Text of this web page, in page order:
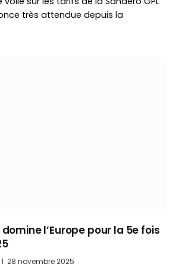
très attendue depuis la
l’Europe pour la 5e fois
28 novembre 2025